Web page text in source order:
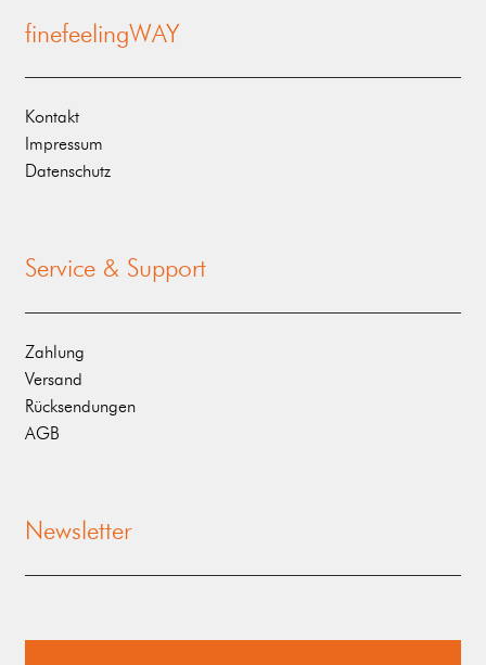
finefeelingWAY
Kontakt
Impressum
Datenschutz
Service & Support
Zahlung
Versand
Rücksendungen
AGB
Newsletter